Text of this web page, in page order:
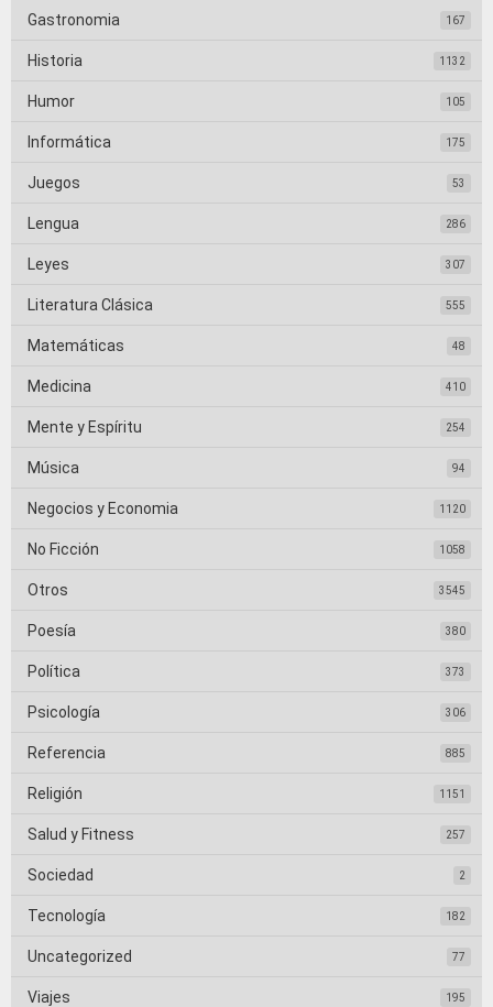
Gastronomia 167
Historia 1132
Humor 105
Informática 175
Juegos 53
Lengua 286
Leyes 307
Literatura Clásica 555
Matemáticas 48
Medicina 410
Mente y Espíritu 254
Música 94
Negocios y Economia 1120
No Ficción 1058
Otros 3545
Poesía 380
Política 373
Psicología 306
Referencia 885
Religión 1151
Salud y Fitness 257
Sociedad 2
Tecnología 182
Uncategorized 77
Viajes 195